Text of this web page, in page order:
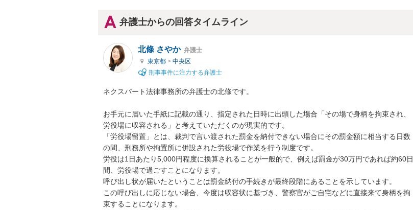
弁護士からの回答タイムライン
北條 さやか 弁護士
東京都 > 中央区
刑事事件に注力する弁護士
ネクスパート法律事務所の弁護士の北條です。
お手元に届いた手紙に記載の通り、指定された日時に出頭した場合「その場で身柄を拘束され、
労役場に収容される」と考えていただくのが現実的です。
「労役場留置」とは、裁判で言い渡された罰金を納付できない場合にその罰金額に相当する日数
の間、刑務所や拘置所に併設された労役場で作業を行う制度です。
労役は1日あたり5,000円程度に換算されることが一般的で、例えば罰金が30万円であれば約60日
間、労役場で過ごすことになります。
呼び出し状が届いたということは罰金納付の手続きが最終段階にあることを示しています。
この呼び出しに応じない場合、今度は収容状に基づき、警察官がご自宅などに直接来て身柄を拘
束することになります。